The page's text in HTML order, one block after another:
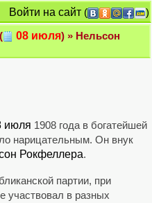
Войти на сайт (
)
( 08 июля) » Нельсон
июля 1908 года в богатейшей
нарицательным. Он внук
Рокфеллера.
партии, при
участвовал в разных